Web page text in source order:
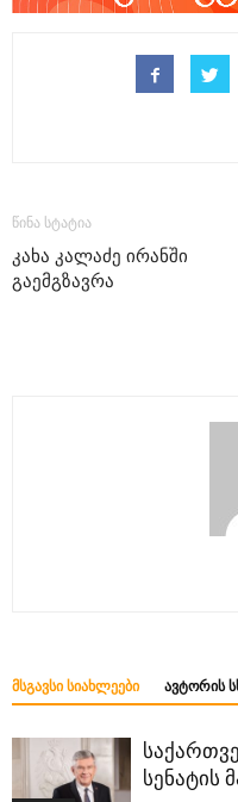
წინა სტატია
კახა კალაძე ირანში
გაემგზავრა
ᲛᲡᲒᲐᲕᲡᲘ ᲡᲘᲐᲮᲚᲔᲔᲑᲘ ᲐᲕᲢᲝᲠᲘᲡ
სენატის